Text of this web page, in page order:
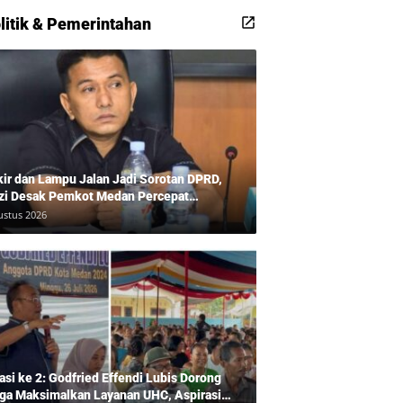
& Pemerintahan
dan Lampu Jalan Jadi Sorotan DPRD,
Desak Pemkot Medan Percepat
2026
ke 2: Godfried Effendi Lubis Dorong
Maksimalkan Layanan UHC, Aspirasi